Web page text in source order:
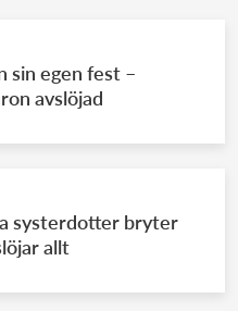
sin egen fest –
avslöjad
systerdotter bryter
allt